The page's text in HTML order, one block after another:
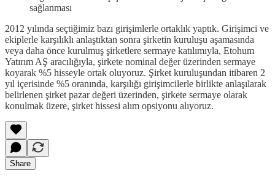
sağlanması
2012 yılında seçtiğimiz bazı girişimlerle ortaklık yaptık. Girişimci ve
ekiplerle karşılıklı anlaştıktan sonra şirketin kuruluşu aşamasında
veya daha önce kurulmuş şirketlere sermaye katılımıyla, Etohum
Yatırım AŞ aracılığıyla, şirkete nominal değer üzerinden sermaye
koyarak %5 hisseyle ortak oluyoruz. Şirket kuruluşundan itibaren 2
yıl içerisinde %5 oranında, karşılığı girişimcilerle birlikte anlaşılarak
belirlenen şirket pazar değeri üzerinden, şirkete sermaye olarak
konulmak üzere, şirket hissesi alım opsiyonu alıyoruz.
Share